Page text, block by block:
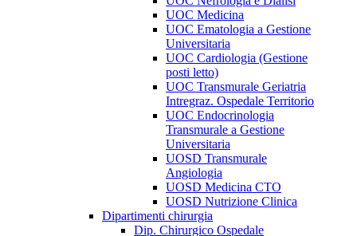
UOC Medicina
UOC Ematologia a Gestione
Universitaria
UOC Cardiologia (Gestione
posti letto)
UOC Transmurale Geriatria
Intregraz. Ospedale Territorio
UOC Endocrinologia
Transmurale a Gestione
Universitaria
UOSD Transmurale
Angiologia
UOSD Medicina CTO
UOSD Nutrizione Clinica
Dipartimenti chirurgia
Dip. Chirurgico Ospedale